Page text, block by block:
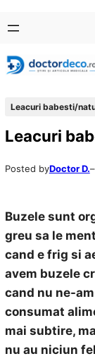
conținut
content
Leacuri babesti/
Leacuri
Posted byDoctor D.–
Buzele sunt
greu sa le
cand e frig si
avem buzele
cand nu ne-
consumat
mai subtire,
nu au niciun